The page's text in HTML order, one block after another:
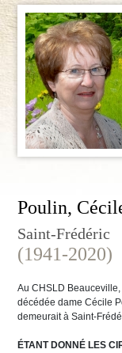
Poulin,
Saint-Frédéric
(1941-2020)
Au CHSLD
décédée dame Cécile
demeurait à Saint-
ÉTANT DONNÉ LES